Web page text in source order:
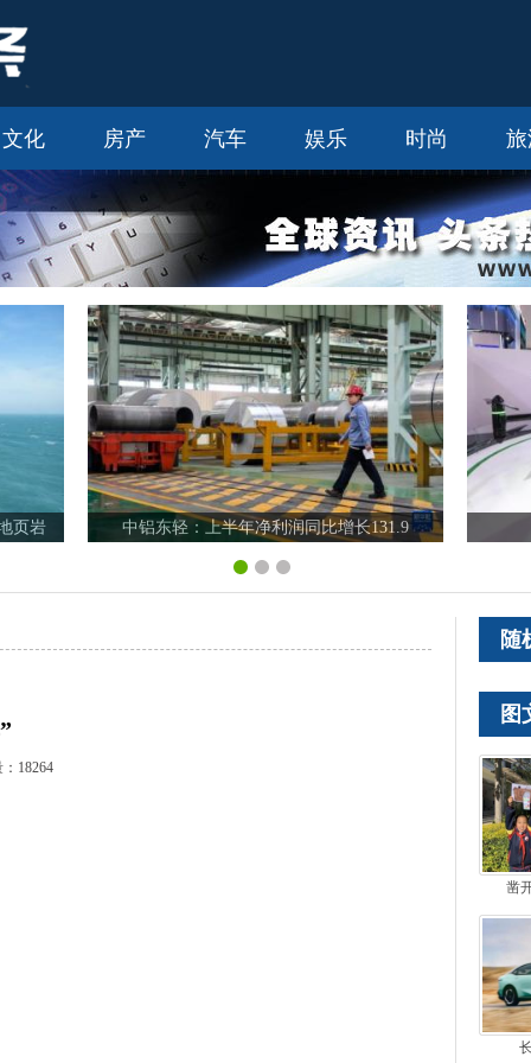
文化 房产 汽车 娱乐 时尚
页岩 中铝东轻：上半年净利润同比增长131.9
18264
随
图
凿